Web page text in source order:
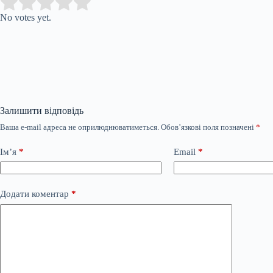
Rate this item:
No votes yet.
Залишити відповідь
Ваша e-mail адреса не оприлюднюватиметься. Обов’язкові поля позначені *
Ім’я * Email *
Додати коментар *